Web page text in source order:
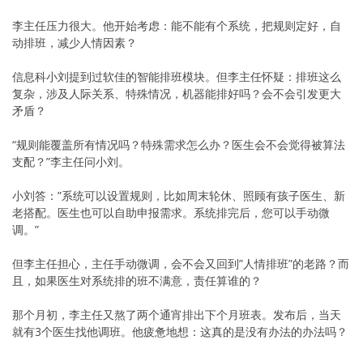
李主任压力很大。他开始考虑：能不能有个系统，把规则定好，自
动排班，减少人情因素？
信息科小刘提到过软佳的智能排班模块。但李主任怀疑：排班这么
复杂，涉及人际关系、特殊情况，机器能排好吗？会不会引发更大
矛盾？
“规则能覆盖所有情况吗？特殊需求怎么办？医生会不会觉得被算法
支配？”李主任问小刘。
小刘答：”系统可以设置规则，比如周末轮休、照顾有孩子医生、新
老搭配。医生也可以自助申报需求。系统排完后，您可以手动微
调。”
但李主任担心，主任手动微调，会不会又回到”人情排班”的老路？而
且，如果医生对系统排的班不满意，责任算谁的？
那个月初，李主任又熬了两个通宵排出下个月班表。发布后，当天
就有3个医生找他调班。他疲惫地想：这真的是没有办法的办法吗？